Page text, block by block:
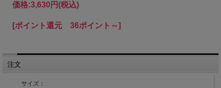
価格:3,630円 (税込)
[ポイント還元 36ポイント～]
注文
サイズ：